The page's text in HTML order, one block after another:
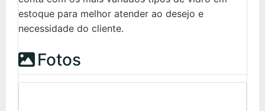
estoque para melhor atender ao desejo e
necessidade do cliente.
Fotos